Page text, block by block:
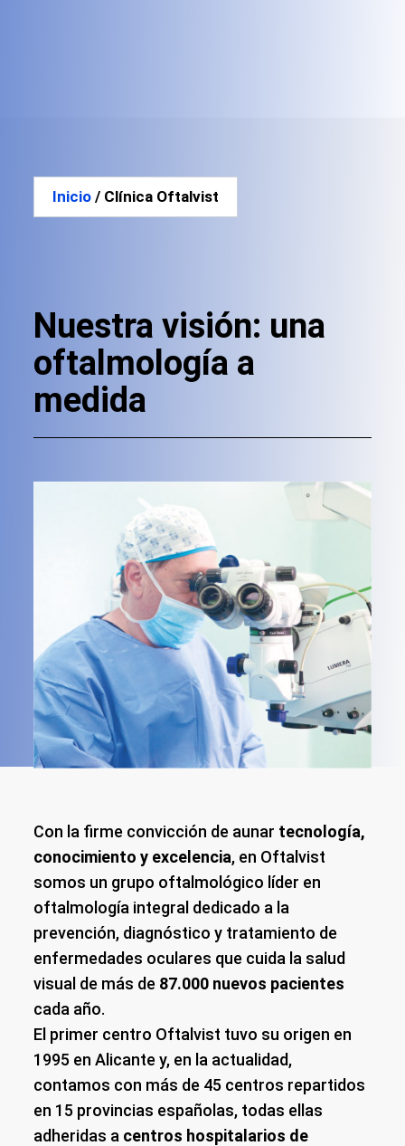
Inicio / Clínica Oftalvist
Nuestra visión: una
oftalmología a
medida
Con la firme convicción de aunar tecnología,
conocimiento y excelencia, en Oftalvist
somos un grupo oftalmológico líder en
oftalmología integral dedicado a la
prevención, diagnóstico y tratamiento de
enfermedades oculares que cuida la salud
visual de más de 87.000 nuevos pacientes
cada año.
El primer centro Oftalvist tuvo su origen en
1995 en Alicante y, en la actualidad,
contamos con más de 45 centros repartidos
en 15 provincias españolas, todas ellas
adheridas a centros hospitalarios de